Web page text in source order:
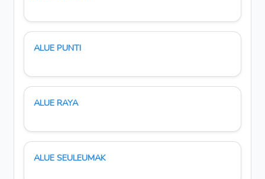
ALUE PUNTI
ALUE RAYA
ALUE SEULEUMAK